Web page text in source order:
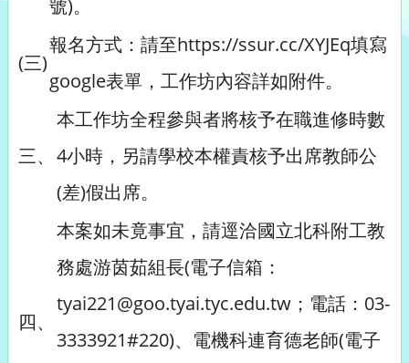
號)。
(三)
報名方式：請至https://ssur.cc/XYJEq填寫
google表單，工作坊內容詳如附件。
三、
本工作坊全程參與者將核予在職進修時數
4小時，另請學校本權責核予出席教師公
(差)假出席。
四、
本案如未竟事宜，請逕洽國立北科附工教
務處游茵茹組長(電子信箱：
tyai221@goo.tyai.tyc.edu.tw；電話：03-
3333921#220)、電機科連育德老師(電子